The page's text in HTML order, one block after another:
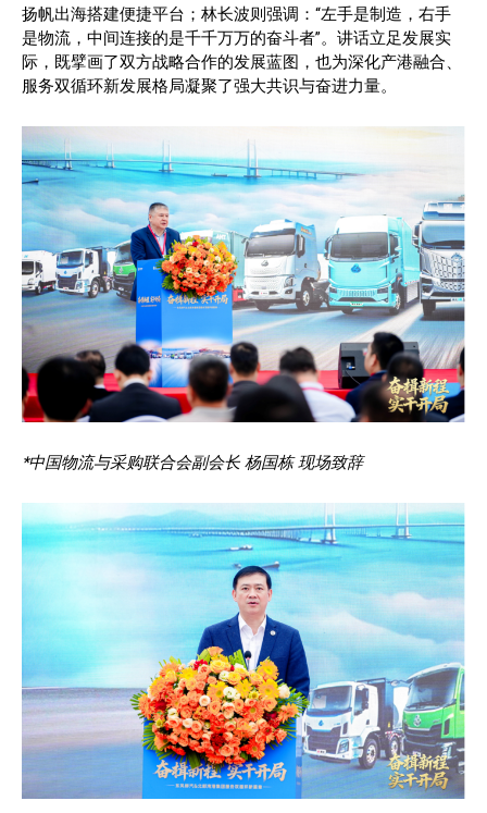
扬帆出海搭建便捷平台；林长波则强调：“左手是制造，右手
是物流，中间连接的是千千万万的奋斗者”。讲话立足发展实
际，既擘画了双方战略合作的发展蓝图，也为深化产港融合、
服务双循环新发展格局凝聚了强大共识与奋进力量。
*中国物流与采购联合会副会长 杨国栋 现场致辞